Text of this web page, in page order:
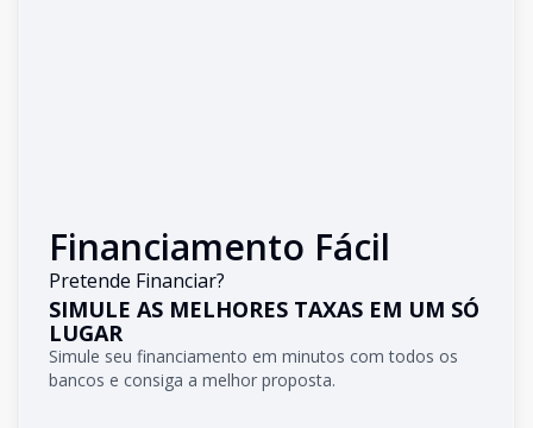
Financiamento Fácil
Pretende Financiar?
SIMULE AS MELHORES TAXAS EM UM SÓ
LUGAR
Simule seu financiamento em minutos com todos os
bancos e consiga a melhor proposta.